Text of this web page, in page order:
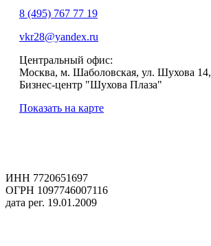
8 (495) 767 77 19
vkr28@yandex.ru
Центральный офис:
Москва, м. Шаболовская, ул. Шухова 14,
Бизнес-центр "Шухова Плаза"
Показать на карте
ИНН 7720651697
ОГРН 1097746007116
дата рег. 19.01.2009